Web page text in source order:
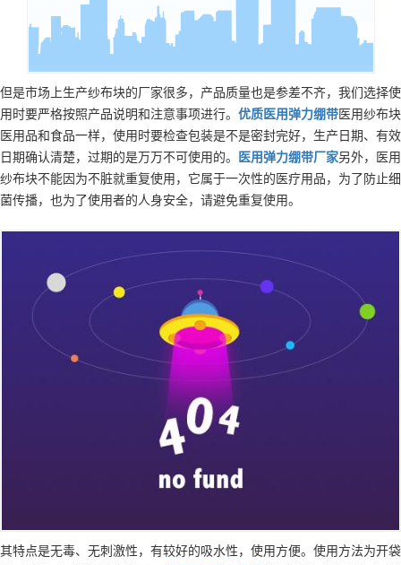
但是市场上生产纱布块的厂家很多，产品质量也是参差不齐，我们选择使
用时要严格按照产品说明和注意事项进行。 优质 医用弹力绷带 医用纱布块
医用品和食品一样，使用时要检查包装是不是密封完好，生产日期、有效
日期确认清楚，过期的是万万不可使用的。
医用弹力绷带厂家另外，医用
纱布块不能因为不脏就重复使用，它属于一次性的医疗用品，为了防止细
菌传播，也为了使用者的人身安全，请避免重复使用。
其特点是无毒、无刺激性，有较好的吸水性，使用方便。使用方法为开袋